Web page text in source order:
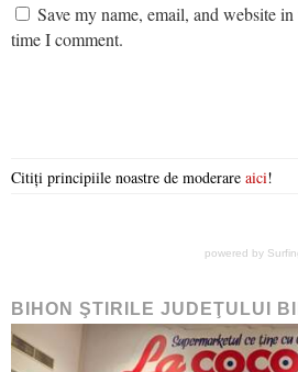
Save my name, email, and website
time I comment.
Citiți principiile noastre de moderare aici!
powered by
BIHON ŞTIRILE JUDEŢULUI